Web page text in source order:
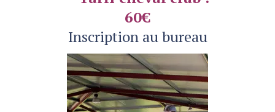
60€
Inscription au bureau